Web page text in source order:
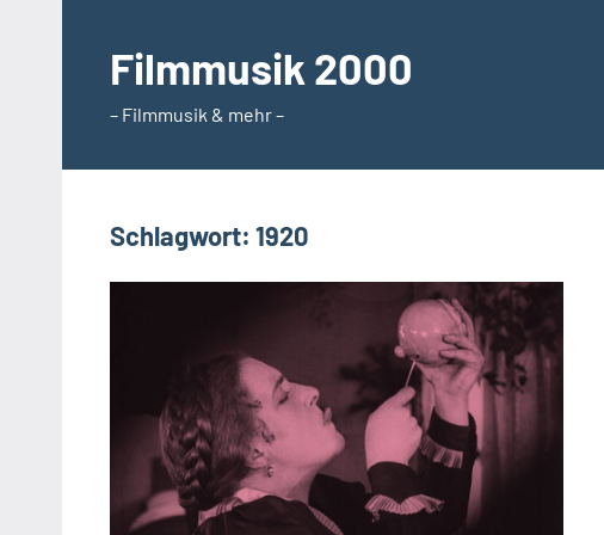
springenFilmmusik 2000
– Filmmusik & mehr –
Schlagwort: 1920